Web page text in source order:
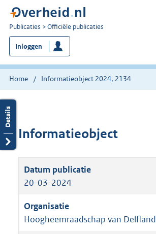
U
bent
nu
hier:
Publicaties Officiële publicaties
Inloggen
Home Informatieobject 2024, 2134
Informatieobject
20-03-2024
Hoogheemraadschap van Delfland